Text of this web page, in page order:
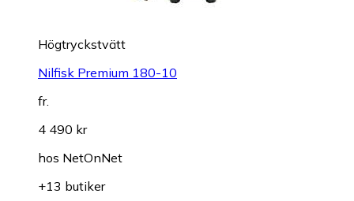
Högtryckstvätt
Nilfisk Premium 180-10
fr.
4 490 kr
hos NetOnNet
+13 butiker